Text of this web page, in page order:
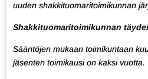
uuden shakkituomaritoimikunnan
Shakkituomaritoimikunnan
Sääntöjen mukaan toimikuntaan
jäsenten toimikausi on kaksi vuotta.